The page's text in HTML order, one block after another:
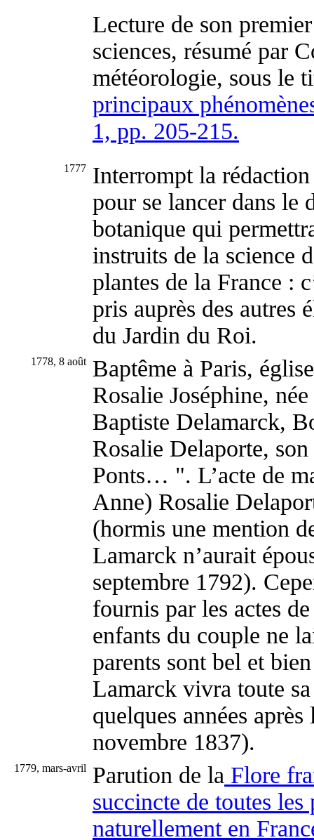
Lecture de son
sciences, résumé par
météorologie, sous le
principaux
1, pp. 205-215.
1777 Interrompt la
pour se lancer dans le
botanique qui
instruits de la science
plantes de la France :
pris auprès des autres
du Jardin du Roi.
1778, 8 août Baptême à Paris,
Rosalie Joséphine,
Baptiste Delamarck,
Rosalie Delaporte,
Ponts… ". L’acte de
Anne) Rosalie
(hormis une mention
Lamarck n’aurait
septembre 1792).
fournis par les actes
enfants du couple ne
parents sont bel et
Lamarck vivra toute
quelques années
novembre 1837).
1779, mars-avril Parution de la Flore
succincte de toutes
naturellement en